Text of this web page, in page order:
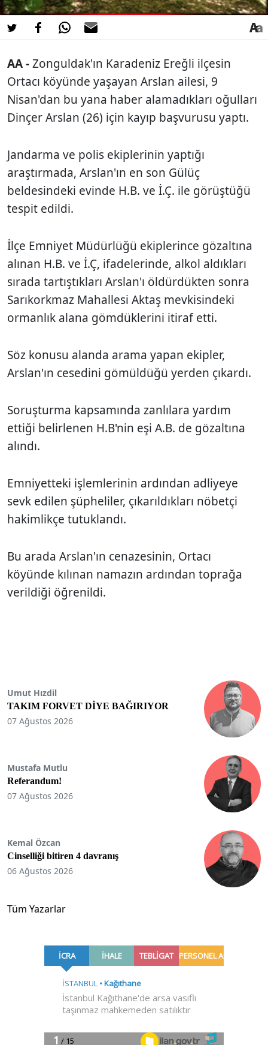
AA -Zonguldak'ın Karadeniz Ereğli ilçesin
Ortacı köyünde yaşayan Arslan ailesi, 9
Nisan'dan bu yana haber alamadıkları oğulları
Dinçer Arslan (26) için kayıp başvurusu yaptı.
Jandarma ve polis ekiplerinin yaptığı
araştırmada, Arslan'ın en son Gülüç
beldesindeki evinde H.B. ve İ.Ç. ile görüştüğü
tespit edildi.
İlçe Emniyet Müdürlüğü ekiplerince gözaltına
alınan H.B. ve İ.Ç, ifadelerinde, alkol aldıkları
sırada tartıştıkları Arslan'ı öldürdükten sonra
Sarıkorkmaz Mahallesi Aktaş mevkisindeki
ormanlık alana gömdüklerini itiraf etti.
Söz konusu alanda arama yapan ekipler,
Arslan'ın cesedini gömüldüğü yerden çıkardı.
Soruşturma kapsamında zanlılara yardım
ettiği belirlenen H.B'nin eşi A.B. de gözaltına
alındı.
Emniyetteki işlemlerinin ardından adliyeye
sevk edilen şüpheliler, çıkarıldıkları nöbetçi
hakimlikçe tutuklandı.
Bu arada Arslan'ın cenazesinin, Ortacı
köyünde kılınan namazın ardından toprağa
verildiği öğrenildi.
Umut Hızdil
TAKIM FORVET DİYE BAĞIRIYOR
07 Ağustos 2026
Mustafa Mutlu
Referandum!
07 Ağustos 2026
Kemal Özcan
Cinselliği bitiren 4 davranış
06 Ağustos 2026
Tüm Yazarlar